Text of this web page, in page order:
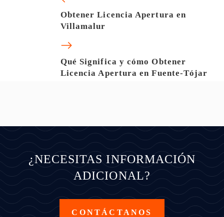
Obtener Licencia Apertura en
Villamalur
Qué Significa y cómo Obtener
Licencia Apertura en Fuente-Tójar
¿NECESITAS INFORMACIÓN
ADICIONAL?
CONTÁCTANOS